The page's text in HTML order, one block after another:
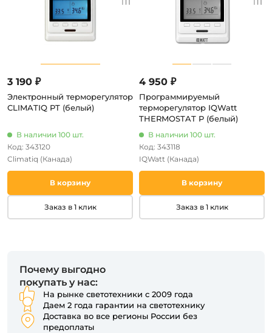
3 190 ₽
Электронный терморегулятор
CLIMATIQ PT (белый)
В наличии 100 шт.
Код: 343120
Climatiq (Канада)
В корзину
Заказ в 1 клик
4 950 ₽
Программируемый
терморегулятор IQWatt
THERMOSTAT P (белый)
В наличии 100 шт.
Код: 343118
IQWatt (Канада)
В корзину
Заказ в 1 клик
Почему выгодно
покупать у нас:
На рынке светотехники с 2009 года
Даем 2 года гарантии на светотехнику
Доставка во все регионы России без
предоплаты